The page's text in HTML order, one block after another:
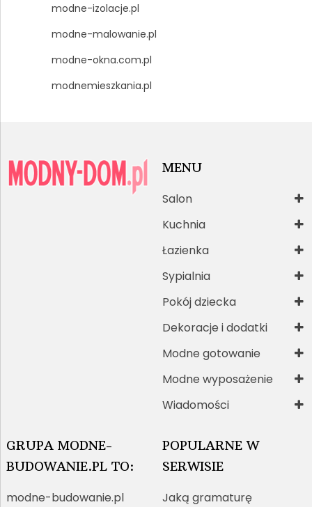
modne-izolacje.pl
modne-malowanie.pl
modne-okna.com.pl
modnemieszkania.pl
MENU
Salon
Kuchnia
Łazienka
Sypialnia
Pokój dziecka
Dekoracje i dodatki
Modne gotowanie
Modne wyposażenie
Wiadomości
GRUPA MODNE-
BUDOWANIE.PL TO:
modne-budowanie.pl
POPULARNE W
SERWISIE
Jaką gramaturę